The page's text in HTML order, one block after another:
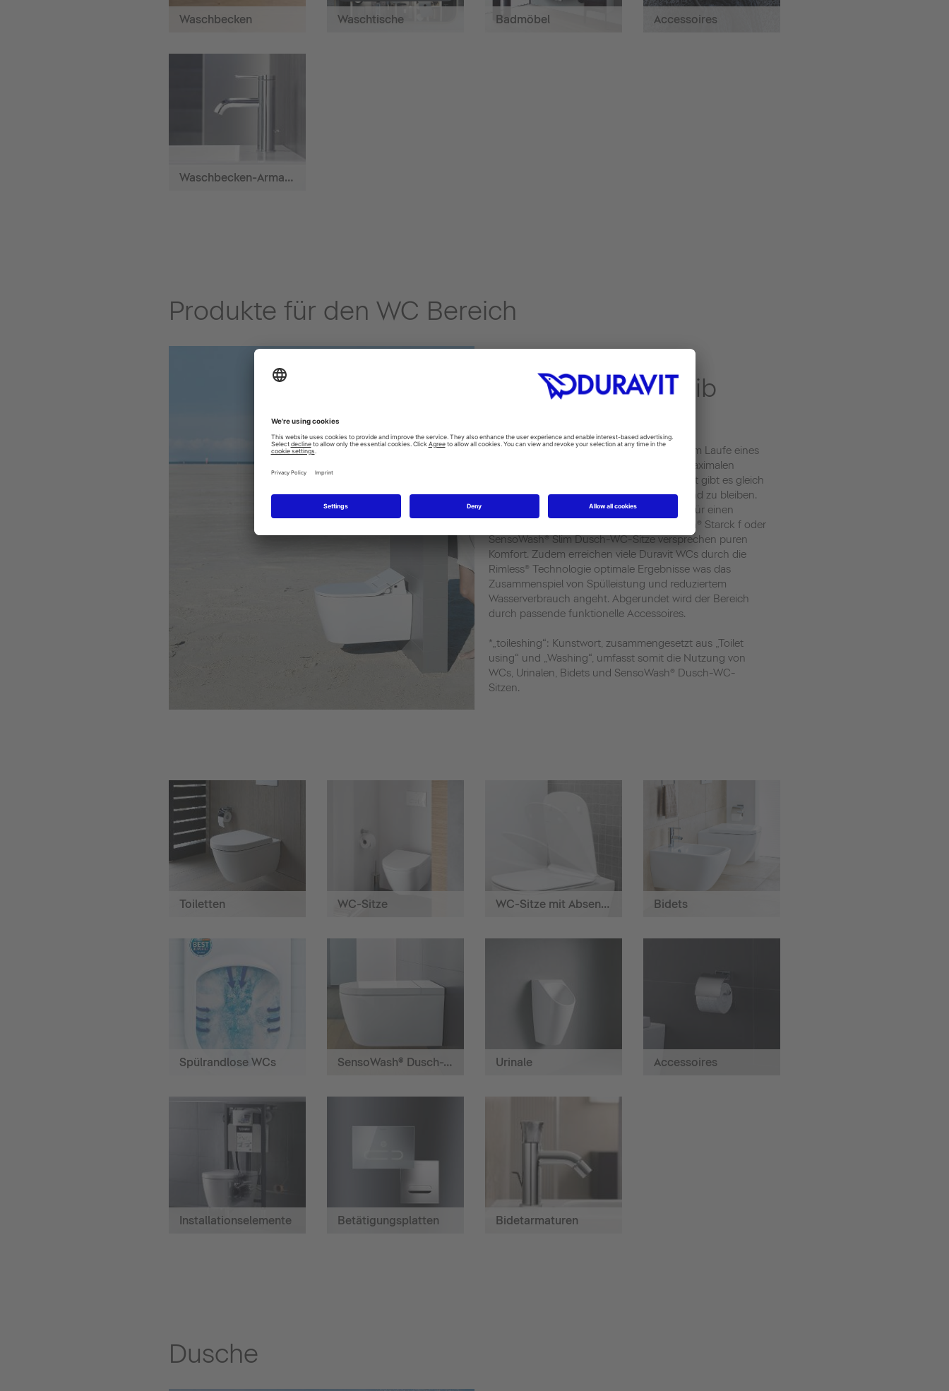
Waschbecken Waschtische Badmöbel Accessoires
Waschbecken-Armaturen
Produkte für den WC Bereich
TOILESHING*Bleib
Der Gang zur Toilette einer der häufigsten im Laufe eines
Tages. Umso wichtiger, vor allem hier auf maximalen
Komfort und Hygiene zu setzen. Von Duravit gibt es gleich
mehrere Optionen, sauber und somit gesund zu bleiben.
Keramikglasuren wie HygieneGlaze sorgen für einen
höchsten Hygienestandard. Die SensoWash® Starck f oder
SensoWash® Slim Dusch-WC-Sitze versprechen puren
Komfort. Zudem erreichen viele Duravit WCs durch die
Rimless® Technologie optimale Ergebnisse was das
Zusammenspiel von Spülleistung und reduziertem
Wasserverbrauch angeht. Abgerundet wird der Bereich
durch passende funktionelle Accessoires.
*„toileshing“: Kunstwort, zusammengesetzt aus „Toilet
using“ und „Washing“, umfasst somit die Nutzung von
WCs, Urinalen, Bidets und SensoWash® Dusch-WC-
Sitzen.
Toiletten WC-Sitze WC-Sitze mit Absenkautomatik Bidets
Spülrandlose WCs SensoWash® Dusch-WCs Urinale Accessoires
Installationselemente Betätigungsplatten Bidetarmaturen
Dusche